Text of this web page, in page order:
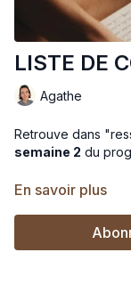
LISTE DE
Agathe
Retrouve dans
semaine 2 du
Si tu n’as pas
produits végétaux,
En savoir plus